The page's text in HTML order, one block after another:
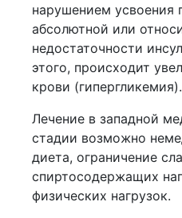
нарушением усвоения
абсолютной или
недостаточности
этого, происходит
крови (гипергликемия).
Лечение в западной
стадии возможно
диета, ограничение
спиртосодержащих
физических нагрузок.